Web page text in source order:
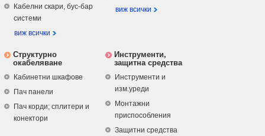
Кабелни скари, бус-бар
системи
виж всички
виж всички
Структурно
окабеляване
Кабинетни шкафове
Пач панели
Пач корди; сплитери и
конектори
Инструменти,
защитна средства
Инструменти и
изм.уреди
Монтажни
приспособления
Защитни средства